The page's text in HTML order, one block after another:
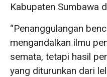
Kabupaten Sumbawa
“Penanggulangan
mengandalkan ilmu
semata, tetapi hasil
yang diturunkan dari